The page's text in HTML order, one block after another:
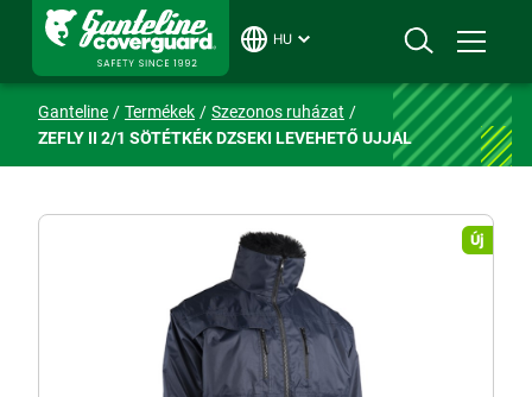
HU
Ganteline Termékek
Szezonos ruházat
ZEFLY II 2/1 SÖTÉTKÉK DZSEKI LEVEHETŐ UJJAL
Új